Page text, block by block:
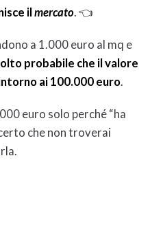
ilmercato. 👈
a 1.000 euro al mq e
probabile che il valore
ai 100.000 euro.
euro solo perché “ha
che non troverai